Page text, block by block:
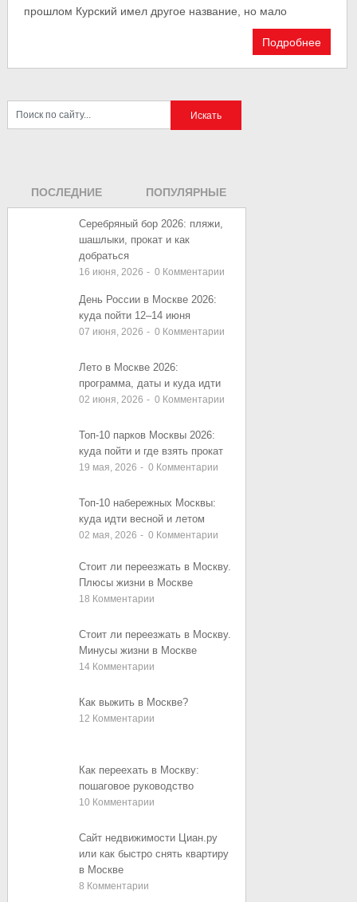
прошлом Курский имел другое название, но мало
Подробнее
ПОСЛЕДНИЕ
ЗАПИСИ
ПОПУЛЯРНЫЕ
ЗАПИСИ
Серебряный бор 2026: пляжи,
шашлыки, прокат и как
добраться
16 июня, 2026 - 0 Комментарии
День России в Москве 2026:
куда пойти 12–14 июня
07 июня, 2026 - 0 Комментарии
Лето в Москве 2026:
программа, даты и куда идти
02 июня, 2026 - 0 Комментарии
Топ-10 парков Москвы 2026:
куда пойти и где взять прокат
19 мая, 2026 - 0 Комментарии
Топ-10 набережных Москвы:
куда идти весной и летом
02 мая, 2026 - 0 Комментарии
Стоит ли переезжать в Москву.
Плюсы жизни в Москве
18 Комментарии
Стоит ли переезжать в Москву.
Минусы жизни в Москве
14Комментарии
Как выжить в Москве?
12 Комментарии
Как переехать в Москву:
пошаговое руководство
10 Комментарии
Сайт недвижимости Циан.ру
или как быстро снять квартиру
в Москве
8 Комментарии